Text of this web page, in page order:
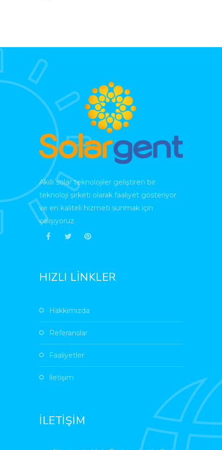
Akıllı solar teknolojiler geliştiren bir
teknoloji şirketi olarak faaliyet gösteriyor
ve en kaliteli hizmeti sunmak için
çalışıyoruz
HIZLI LİNKLER
Hakkımızda
Referanslar
Faaliyetler
İletişim
İLETİŞİM